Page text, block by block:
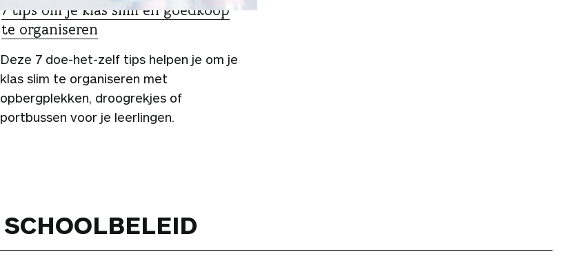
7 tips om je klas slim en goedkoop
te organiseren
Deze 7 doe-het-zelf tips helpen je om je
klas slim te organiseren met
opbergplekken, droogrekjes of
portbussen voor je leerlingen.
SCHOOL­BELEID